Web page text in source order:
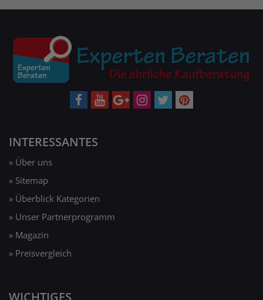
INTERESSANTES
» Über uns
» Sitemap
» Überblick Kategorien
» Unser Partnerprogramm
» Magazin
» Preisvergleich
WICHTIGES